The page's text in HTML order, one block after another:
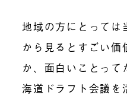
地域の方にとっては
から見るとすごい価
か、面白いことって
海道ドラフト会議を